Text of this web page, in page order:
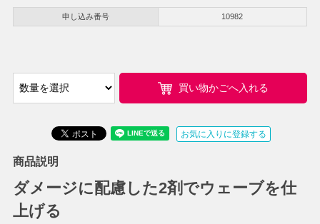
申し込み番号 10982
買い物かごへ入れる
お気に入りに登録する
商品説明
ダメージに配慮した2剤でウェーブを仕
上げる